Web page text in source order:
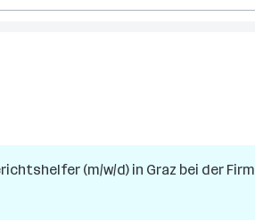
(m/w/d) in Graz bei der